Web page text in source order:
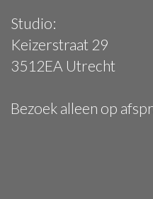
Studio:
Keizerstraat 29
3512EA Utrecht
Bezoek alleen op